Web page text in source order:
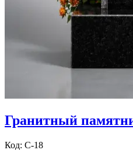
Гранитный
Код: С-18